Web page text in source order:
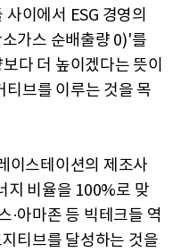
이에서 ESG 경영의
가스 순배출량 0)'를
다 더 높이겠다는 뜻이
티브를 이루는 것을 목
이스테이션의 제조사
지 비율을 100%로 맞
·아마존 등 빅테크들 역
티브를 달성하는 것을